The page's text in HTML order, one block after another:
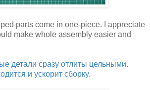
parts come in one-piece. I appreciate
make whole assembly easier and
детали сразу отлиты цельными.
и ускорит сборку.